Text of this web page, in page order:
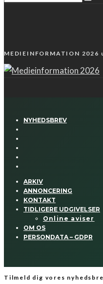
MEDIEINFORMATION
NYHEDSBREV
ARKIV
ANNONCERING
KONTAKT
TIDLIGERE UDGIVELSER
Online aviser
OM OS
PERSONDATA – GDPR
Tilmeld dig vores